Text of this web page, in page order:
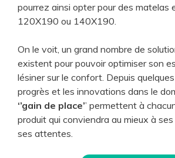
pourrez ainsi opter pour des matelas
120X190 ou 140X190.
On le voit, un grand nombre de
existent pour pouvoir optimiser son
lésiner sur le confort. Depuis
progrès et les innovations dans le
‘’gain de place’’ permettent à
produit qui conviendra au mieux à
ses attentes.